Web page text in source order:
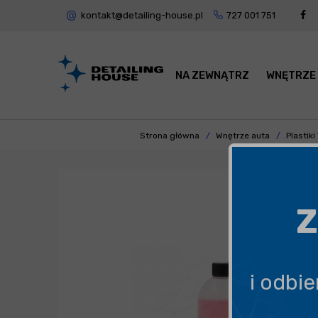
kontakt@detailing-house.pl 727 001 751
NA ZEWNĄTRZ WNĘTRZE
Strona główna Wnętrze auta Plastiki
i